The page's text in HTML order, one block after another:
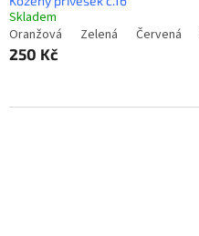
Skladem
Oranžová
Zelená Červená
250 Kč